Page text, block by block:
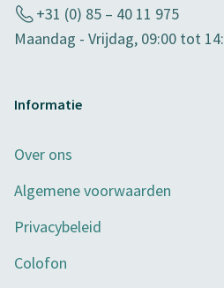
+31 (0) 85 – 40 11 975
Maandag - Vrijdag, 09:00 tot
Informatie
Over ons
Algemene voorwaarden
Privacybeleid
Colofon